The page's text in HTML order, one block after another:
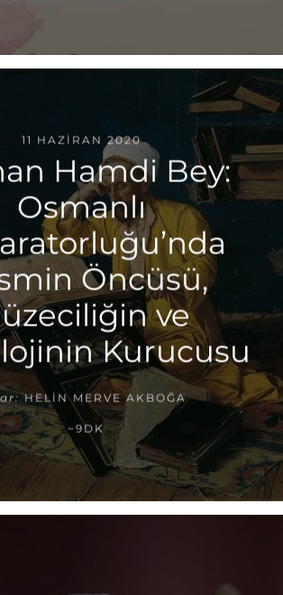
11 HAZIRAN 2020
Hamdi Bey:
Osmanlı
Öncüsü,
ve
Kurucusu
HELIN MERVE AKBOĞA
~9DK